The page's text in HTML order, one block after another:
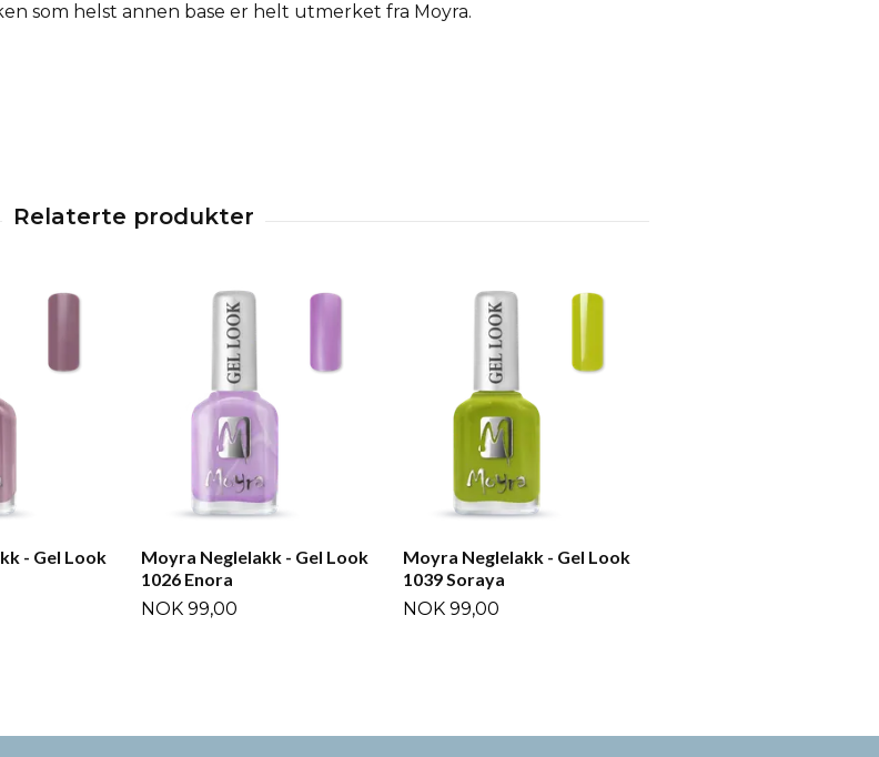
som helst annen base er helt utmerket fra Moyra.
- Gel Look
Moyra Neglelakk - Gel Look
1026 Enora
NOK 99,00
Moyra Neglelakk - Gel Look
1039 Soraya
NOK 99,00